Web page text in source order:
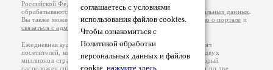
соглашаетесь с условиями
использования файлов cookies.
Чтобы ознакомиться с
Политикой обработки
персональных данных и файлов
cookie, нажмите здесь
Российской Федерации
обрабатываются на основанииПолитики обработки персональных данных
Вы также можете посмотреть более подробнуюинформацию о портале и
связаться с администрацией
Ежедневная аудитория портала Стихи.ру – порядка 200 тысяч
посетителей, которые в общей сумме просматривают более двух
миллионов страниц по данным счетчика посещаемости, который
расположен справа от этого текста. В каждой графе указано по две